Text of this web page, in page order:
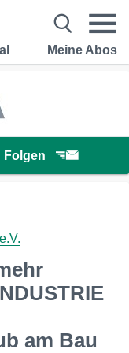
Meine Abos
Folgen
am Bau